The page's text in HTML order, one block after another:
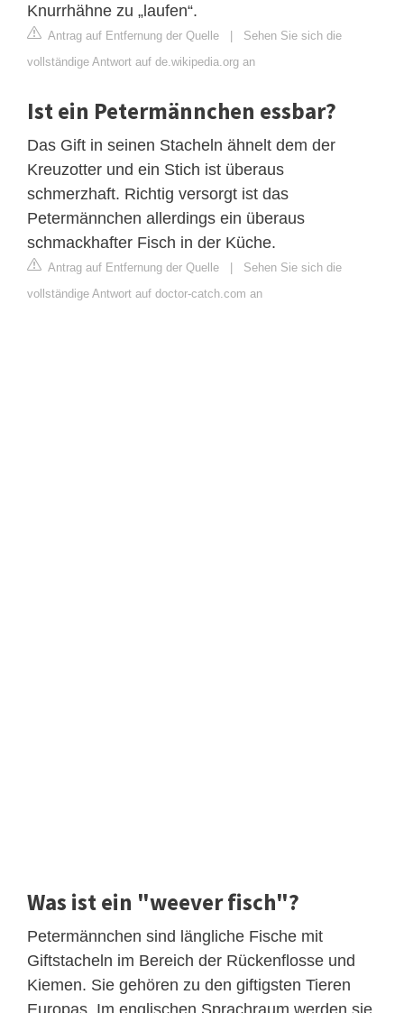
Knurrhähne zu „laufen“.
Antrag auf Entfernung der Quelle | Sehen Sie sich die
vollständige Antwort auf de.wikipedia.org an
Ist ein Petermännchen essbar?
Das Gift in seinen Stacheln ähnelt dem der
Kreuzotter und ein Stich ist überaus
schmerzhaft. Richtig versorgt ist das
Petermännchen allerdings ein überaus
schmackhafter Fisch in der Küche.
Antrag auf Entfernung der Quelle | Sehen Sie sich die
vollständige Antwort auf doctor-catch.com an
Was ist ein "weever fisch"?
Petermännchen sind längliche Fische mit
Giftstacheln im Bereich der Rückenflosse und
Kiemen. Sie gehören zu den giftigsten Tieren
Europas. Im englischen Sprachraum werden sie